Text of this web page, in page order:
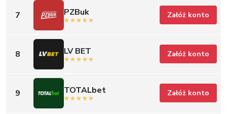
7 PZBuk Załóż konto
8 LV BET Załóż konto
9 TOTALbet Załóż konto